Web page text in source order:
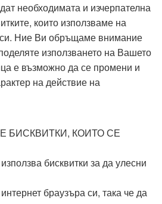
необходимата и изчерпателна
които използваме на
си. Ние Ви обръщаме внимание
използването на Вашето
е възможно да се промени и
на действие на
БИСКВИТКИ, КОИТО СЕ
бисквитки за да улесни
браузъра си, така че да